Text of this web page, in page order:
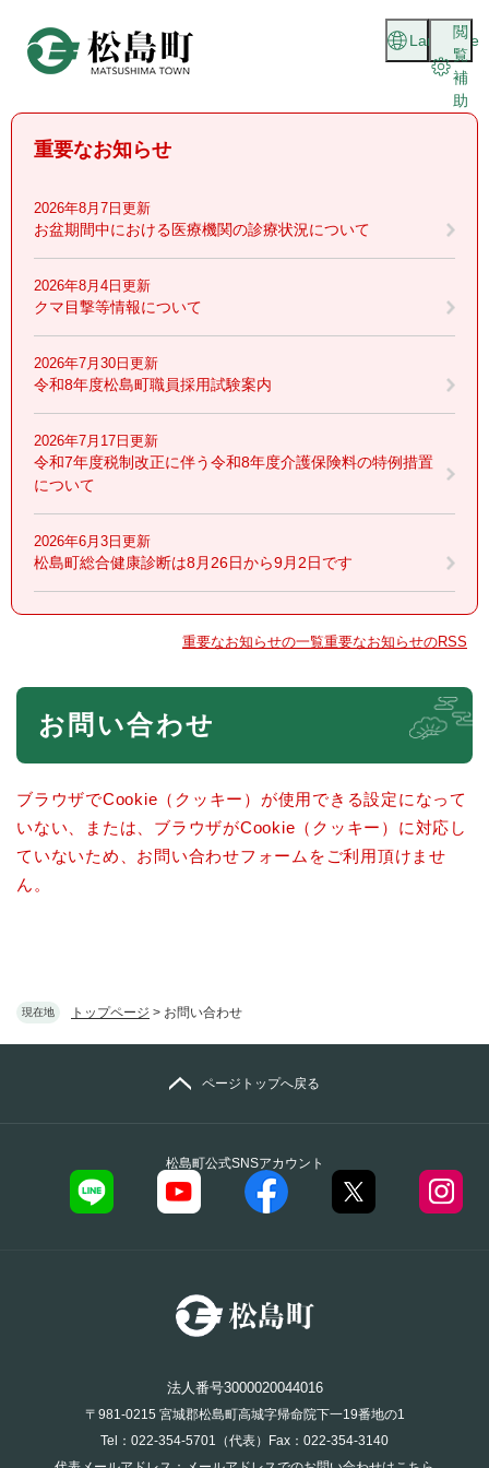
頭
閲
覧
補
助
Language
現在地 トップページ > お問い合わせ
重要なお知らせ
2026年8月7日更新
お盆期間中における医療機関の診療状況について
2026年8月4日更新
クマ目撃等情報について
2026年7月30日更新
令和8年度松島町職員採用試験案内
2026年7月17日更新
令和7年度税制改正に伴う令和8年度介護保険料の特例措置
について
2026年6月3日更新
松島町総合健康診断は8月26日から9月2日です
重要なお知らせの一覧重要なお知らせのRSS
本
お問い合わせ
ブラウザでCookie（クッキー）が使用できる設定になって
いない、または、ブラウザがCookie（クッキー）に対応し
ていないため、お問い合わせフォームをご利用頂けませ
ん。
松島町公式SNSアカウント
ページトップへ戻る
法人番号3000020044016
〒981-0215 宮城郡松島町高城字帰命院下一19番地の1
Tel：022-354-5701（代表）Fax：022-354-3140